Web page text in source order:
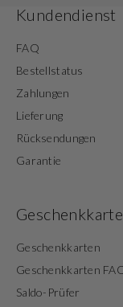
Kundendienst
FAQ
Bestellstatus
Zahlungen
Lieferung
Rücksendungen
Garantie
Geschenkkarten
Geschenkkarten
Saldo-Prüfer